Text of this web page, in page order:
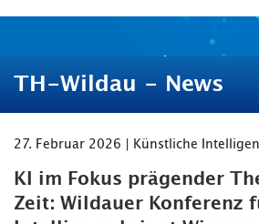
BESCHÄFTIGTE
TH-Wildau - News
27. Februar 2026 | Künstliche
KI im Fokus prägender
Zeit: Wildauer Konferenz